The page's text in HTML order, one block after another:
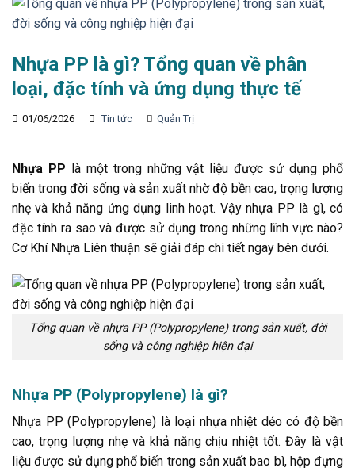
Nhựa PP là gì​? Tổng quan về phân
loại, đặc tính và ứng dụng thực tế
01/06/2026 Tin tức Quản Trị
Nhựa PP là một trong những vật liệu được sử dụng phổ
biến trong đời sống và sản xuất nhờ độ bền cao, trọng lượng
nhẹ và khả năng ứng dụng linh hoạt. Vậy nhựa PP là gì, có
đặc tính ra sao và được sử dụng trong những lĩnh vực nào?
Cơ Khí Nhựa Liên thuận sẽ giải đáp chi tiết ngay bên dưới.
Tổng quan về nhựa PP (Polypropylene) trong sản xuất, đời
sống và công nghiệp hiện đại
Nhựa PP (Polypropylene) là gì?
Nhựa PP (Polypropylene) là loại nhựa nhiệt dẻo có độ bền
cao, trọng lượng nhẹ và khả năng chịu nhiệt tốt. Đây là vật
liệu được sử dụng phổ biến trong sản xuất bao bì, hộp đựng